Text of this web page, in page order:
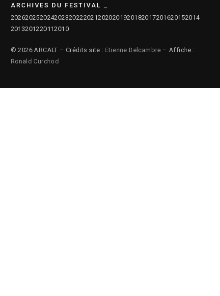
ARCHIVES DU FESTIVAL
2026202520242023202220212020201920182017201620152014
2013201220112010
© 2026 ARCALT – Crédits site : Etienne Delcambre – Affiche :
Ronald Curchod